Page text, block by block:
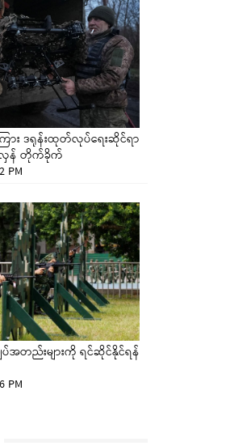
ား ဒရုန်းထုတ်လုပ်ရေးဆိုင်ရာ
လှန် တိုက်ခိုက်
PM
ပ်အတည်းများကို ရင်ဆိုင်နိုင်ရန်
PM